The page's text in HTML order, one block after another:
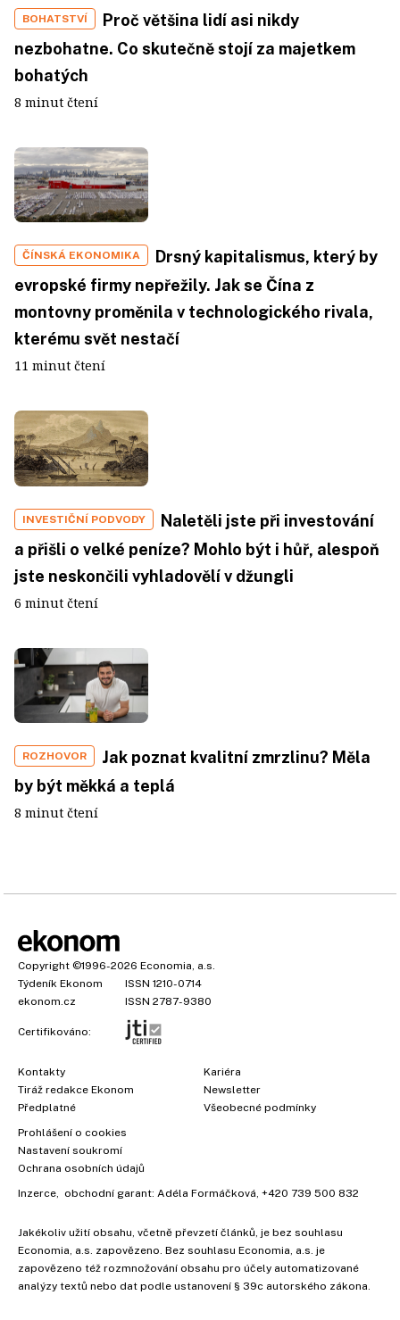
BOHATSTVÍ
Proč většina lidí asi nikdy
nezbohatne. Co skutečně stojí za majetkem
bohatých
8 minut čtení
ČÍNSKÁ EKONOMIKA
Drsný kapitalismus, který by
evropské firmy nepřežily. Jak se Čína z
montovny proměnila v technologického rivala,
kterému svět nestačí
11 minut čtení
INVESTIČNÍ PODVODY
Naletěli jste při investování
a přišli o velké peníze? Mohlo být i hůř, alespoň
jste neskončili vyhladovělí v džungli
6 minut čtení
ROZHOVOR
Jak poznat kvalitní zmrzlinu? Měla
by být měkká a teplá
8 minut čtení
Copyright ©1996-2026 Economia, a.s.
Týdeník Ekonom
ISSN 1210-0714
ekonom.cz
ISSN 2787-9380
Certifikováno:
Kontakty
Tiráž redakce Ekonom
Předplatné
Kariéra
Newsletter
Všeobecné podmínky
Prohlášení o cookies
Nastavení soukromí
Ochrana osobních údajů
Inzerce, obchodní garant: Adéla Formáčková, +420 739 500 832
Jakékoliv užití obsahu, včetně převzetí článků, je bez souhlasu
Economia, a.s. zapovězeno. Bez souhlasu Economia, a.s. je
zapovězeno též rozmnožování obsahu pro účely automatizované
analýzy textů nebo dat podle ustanovení § 39c autorského zákona.